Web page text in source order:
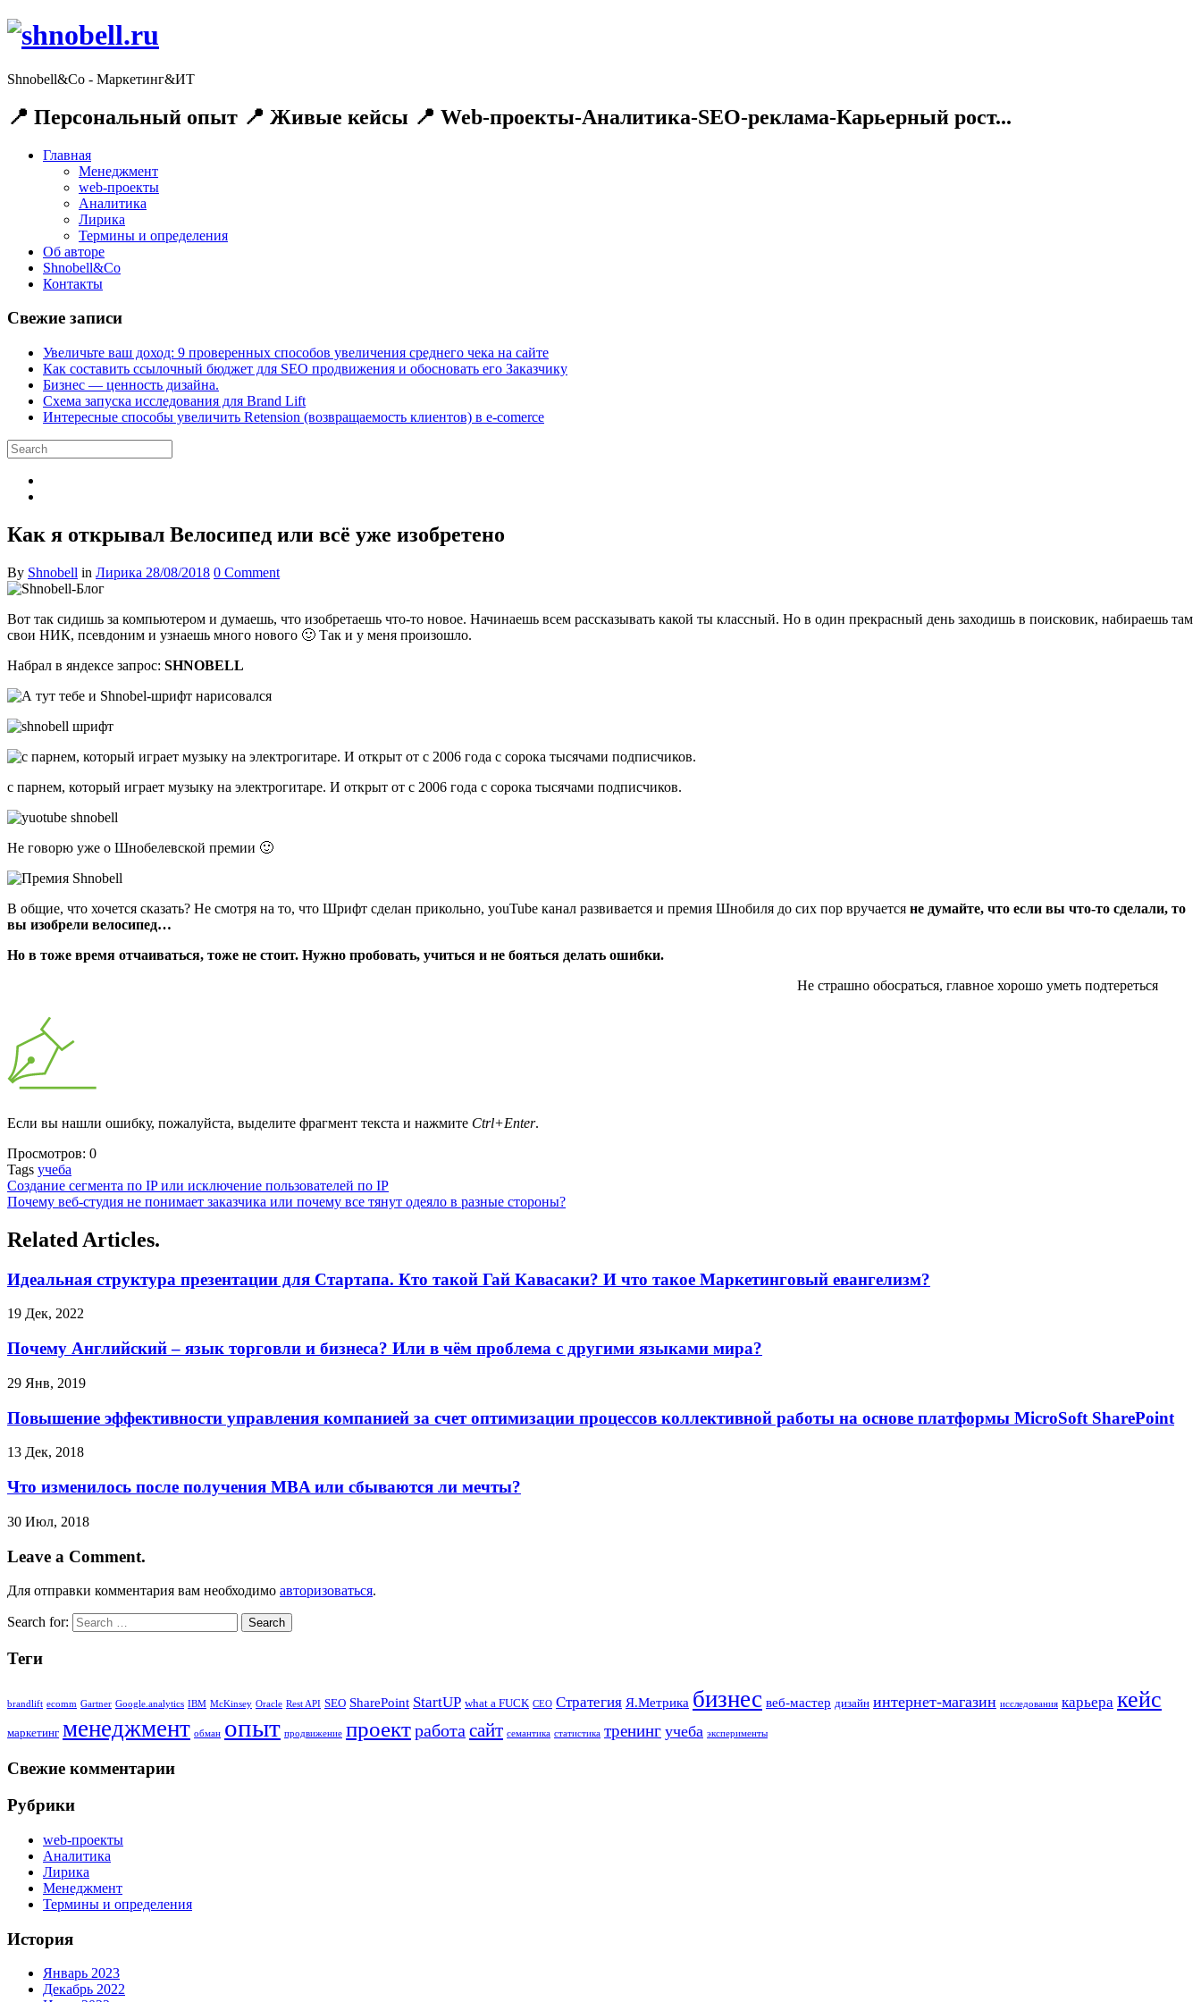
Shnobell&Co - Маркетинг&ИТ
📍 Персональный опыт 📍 Живые кейсы 📍 Web-проекты-Аналитика-SEO-реклама-Карьерный рост...
Главная
Менеджмент
web-проекты
Аналитика
Лирика
Термины и определения
Об авторе
Shnobell&Co
Контакты
Свежие записи
Увеличьте ваш доход: 9 проверенных способов увеличения среднего чека на сайте
Как составить ссылочный бюджет для SEO продвижения и обосновать его Заказчику
Бизнес — ценность дизайна.
Схема запуска исследования для Brand Lift
Интересные способы увеличить Retension (возвращаемость клиентов) в e-comerce
Как я открывал Велосипед или всё уже изобретено
By Shnobell in Лирика 28/08/2018 0 Comment
Вот так сидишь за компьютером и думаешь, что изобретаешь что-то новое. Начинаешь всем рассказывать какой ты классный. Но в один прекрасный день заходишь в поисковик, набираешь там
свои НИК, псевдоним и узнаешь много нового 🙂 Так и у меня произошло.
Набрал в яндексе запрос: SHNOBELL
с парнем, который играет музыку на электрогитаре. И открыт от с 2006 года с сорока тысячами подписчиков.
Не говорю уже о Шнобелевской премии 🙂
В общие, что хочется сказать? Не смотря на то, что Шрифт сделан прикольно, youTube канал развивается и премия Шнобиля до сих пор вручается не думайте, что если вы что-то сделали, то
вы изобрели велосипед…
Но в тоже время отчаиваться, тоже не стоит. Нужно пробовать, учиться и не бояться делать ошибки.
Не страшно обосраться, главное хорошо уметь подтереться
Если вы нашли ошибку, пожалуйста, выделите фрагмент текста и нажмите Ctrl+Enter.
Просмотров: 0
Tags учеба
Создание сегмента по IP или исключение пользователей по IP
Почему веб-студия не понимает заказчика или почему все тянут одеяло в разные стороны?
Related Articles.
Идеальная структура презентации для Стартапа. Кто такой Гай Кавасаки? И что такое Маркетинговый евангелизм?
19 Дек, 2022
Почему Английский – язык торговли и бизнеса? Или в чём проблема с другими языками мира?
29 Янв, 2019
Повышение эффективности управления компанией за счет оптимизации процессов коллективной работы на основе платформы MicroSoft SharePoint
13 Дек, 2018
Что изменилось после получения MBA или сбываются ли мечты?
30 Июл, 2018
Leave a Comment.
Для отправки комментария вам необходимо авторизоваться.
Search for:
Теги
brandlift ecomm Gartner Google.analytics IBM McKinsey Oracle Rest API SEO SharePoint StartUP what a FUCK СЕО Стратегия Я.Метрика бизнес веб-мастер дизайн интернет-магазин исследования карьера кейс
маркетинг менеджмент обман опыт продвижение проектработа сайт семантика статистика тренинг учеба эксперименты
Свежие комментарии
Рубрики
web-проекты
Аналитика
Лирика
Менеджмент
Термины и определения
История
Январь 2023
Декабрь 2022